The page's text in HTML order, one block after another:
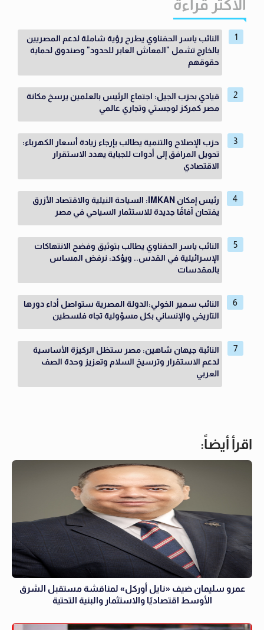
الاكثر قراءة
النائب ياسر الحفناوي يطرح رؤية شاملة لدعم المصريين
بالخارج تشمل "المعاش العابر للحدود" وصندوق لحماية
حقوقهم
قيادي بحزب الجيل: اجتماع الرئيس بالعلمين يرسخ مكانة
مصر كمركز لوجستي وتجاري عالمي
حزب الإصلاح والتنمية يطالب بإرجاء زيادة أسعار الكهرباء:
تحويل المرافق إلى أدوات للجباية يهدد الاستقرار
الاقتصادي
رئيس إمكان IMKAN: السياحة النيلية والاقتصاد الأزرق
يفتحان آفاقًا جديدة للاستثمار السياحي في مصر
النائب ياسر الحفناوي يطالب بتوثيق وفضح الانتهاكات
الإسرائيلية في القدس.. ويؤكد: نرفض المساس
بالمقدسات
النائب سمير الخولي:الدولة المصرية ستواصل أداء دورها
التاريخي والإنساني بكل مسؤولية تجاه فلسطين
النائبة جيهان شاهين: مصر ستظل الركيزة الأساسية
لدعم الاستقرار وترسيخ السلام وتعزيز وحدة الصف
العربي
اقرأ أيضاً:
عمرو سليمان ضيف «نايل أوركل» لمناقشة مستقبل الشرق
الأوسط اقتصاديًا والاستثمار والبنية التحتية